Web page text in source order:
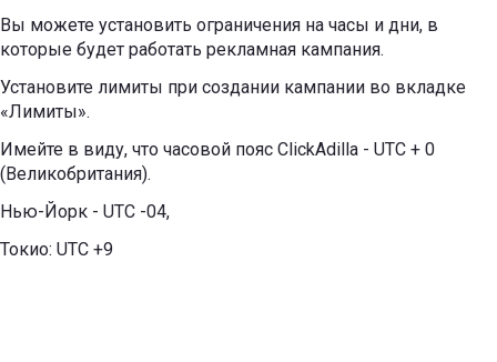
Вы можете установить ограничения на часы и дни, в
которые будет работать рекламная кампания.
Установите лимиты при создании кампании во вкладке
«Лимиты».
Имейте в виду, что часовой пояс ClickAdilla - UTC + 0
(Великобритания).
Нью-Йорк - UTC -04,
Токио: UTC +9